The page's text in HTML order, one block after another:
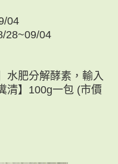
04
28~09/04
水肥分解酵素，輸入
清】100g一包 (市價